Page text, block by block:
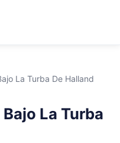
La Turba De Halland
La Turba